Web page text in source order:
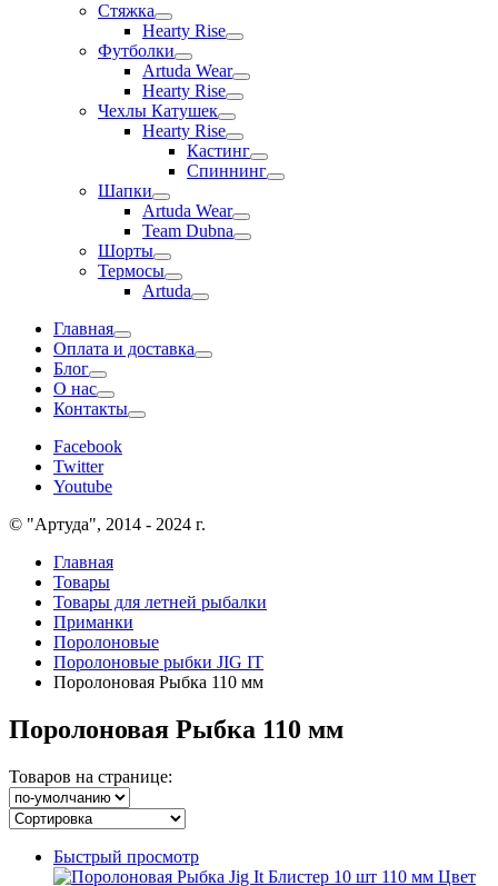
Стяжка
Hearty Rise
Футболки
Artuda Wear
Hearty Rise
Чехлы Катушек
Hearty Rise
Кастинг
Спиннинг
Шапки
Artuda Wear
Team Dubna
Шорты
Термосы
Artuda
Главная
Оплата и доставка
Блог
О нас
Контакты
Facebook
Twitter
Youtube
© "Артуда", 2014 - 2024 г.
Главная
Товары
Товары для летней рыбалки
Приманки
Поролоновые
Поролоновые рыбки JIG IT
Поролоновая Рыбка 110 мм
Поролоновая Рыбка 110 мм
Товаров на странице:
Быстрый просмотр